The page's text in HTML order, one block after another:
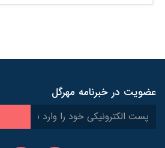
عضویت در خبرنامه مهرگل